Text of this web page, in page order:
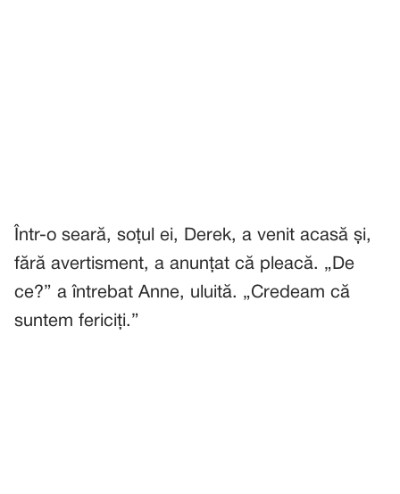
Într-o seară, soțul ei, Derek, a venit acasă și,
fără avertisment, a anunțat că pleacă. „De
ce?” a întrebat Anne, uluită. „Credeam că
suntem fericiți.”